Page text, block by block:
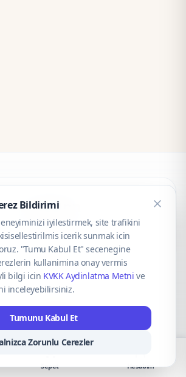
CaseOnn
CaseOnn. Tüm hakları saklıdır.
VISA Mastercard
Bildirimi
iyilestirmek, site trafikini
icerik sunmak icin
"Tumu Kabul Et" secenegine
kullanimina onay vermis
bilgi icin KVKK Aydinlatma Metni ve
inceleyebilirsiniz.
Tumunu Kabul Et
Zorunlu Cerezler
Sepet Hesabım